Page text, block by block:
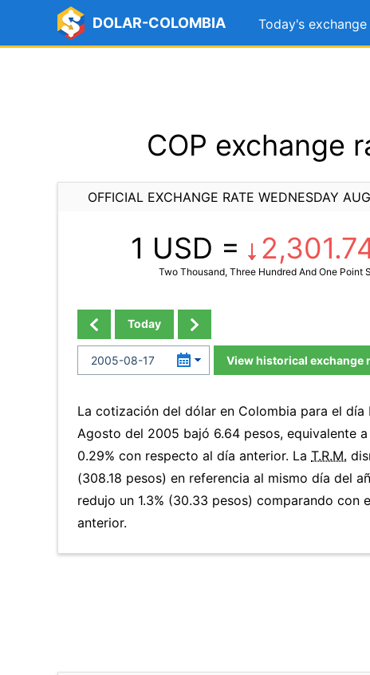
DOLAR-COLOMBIA Today's
COP exchange
OFFICIAL EXCHANGE RATE WEDNESDAY
1 USD =
Two Thousand, Three Hundred And One Point
Today
View historical exchange
La cotización del dólar en Colombia para el día
Agosto del 2005 bajó 6.64 pesos, equivalente
0.29% con respecto al día anterior. La T.R.M.
(308.18 pesos) en referencia al mismo día del
redujo un 1.3% (30.33 pesos) comparando con
anterior.